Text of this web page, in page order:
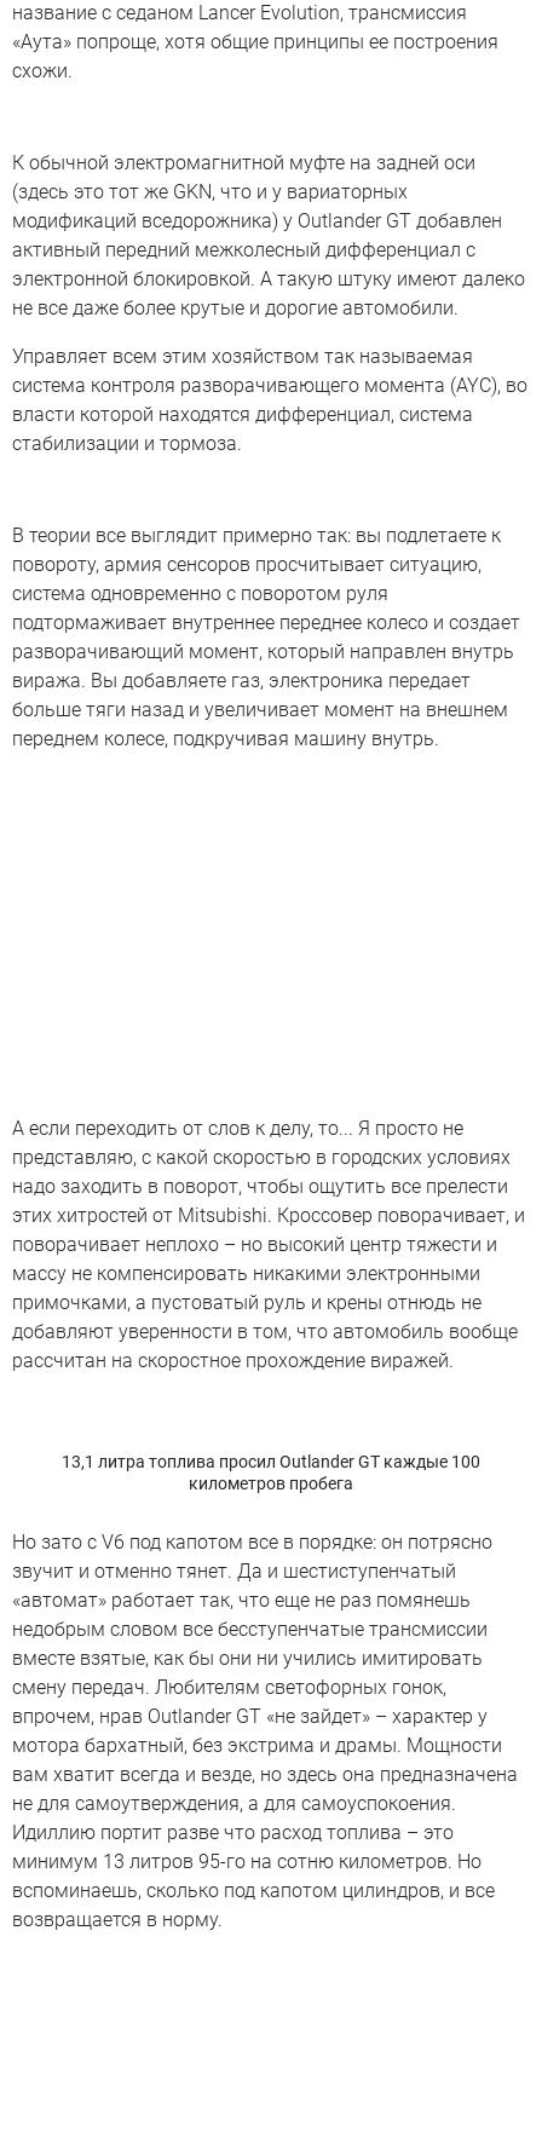
название с седаном Lancer Evolution, трансмиссия
«Аута» попроще, хотя общие принципы ее построения
схожи.
К обычной электромагнитной муфте на задней оси
(здесь это тот же GKN, что и у вариаторных
модификаций вседорожника) у Outlander GT добавлен
активный передний межколесный дифференциал с
электронной блокировкой. А такую штуку имеют далеко
не все даже более крутые и дорогие автомобили.
Управляет всем этим хозяйством так называемая
система контроля разворачивающего момента (AYC), во
власти которой находятся дифференциал, система
стабилизации и тормоза.
В теории все выглядит примерно так: вы подлетаете к
повороту, армия сенсоров просчитывает ситуацию,
система одновременно с поворотом руля
подтормаживает внутреннее переднее колесо и создает
разворачивающий момент, который направлен внутрь
виража. Вы добавляете газ, электроника передает
больше тяги назад и увеличивает момент на внешнем
переднем колесе, подкручивая машину внутрь.
А если переходить от слов к делу, то... Я просто не
представляю, с какой скоростью в городских условиях
надо заходить в поворот, чтобы ощутить все прелести
этих хитростей от Mitsubishi. Кроссовер поворачивает, и
поворачивает неплохо – но высокий центр тяжести и
массу не компенсировать никакими электронными
примочками, а пустоватый руль и крены отнюдь не
добавляют уверенности в том, что автомобиль вообще
рассчитан на скоростное прохождение виражей.
13,1 литра топлива просил Outlander GT каждые 100
километров пробега
Но зато с V6 под капотом все в порядке: он потрясно
звучит и отменно тянет. Да и шестиступенчатый
«автомат» работает так, что еще не раз помянешь
недобрым словом все бесступенчатые трансмиссии
вместе взятые, как бы они ни учились имитировать
смену передач. Любителям светофорных гонок,
впрочем, нрав Outlander GT «не зайдет» – характер у
мотора бархатный, без экстрима и драмы. Мощности
вам хватит всегда и везде, но здесь она предназначена
не для самоутверждения, а для самоуспокоения.
Идиллию портит разве что расход топлива – это
минимум 13 литров 95-го на сотню километров. Но
вспоминаешь, сколько под капотом цилиндров, и все
возвращается в норму.